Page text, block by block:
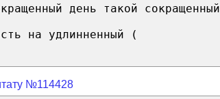
день такой сокращенный
на удлинненный (
№114428